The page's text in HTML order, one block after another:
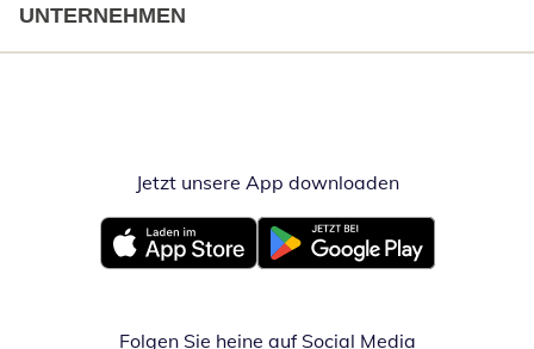
UNTERNEHMEN
Jetzt unsere App downloadenÖffnet in
Öffnet in neuem FensterÖffnet in neuem Fenster
Folgen Sie heine auf Social Media